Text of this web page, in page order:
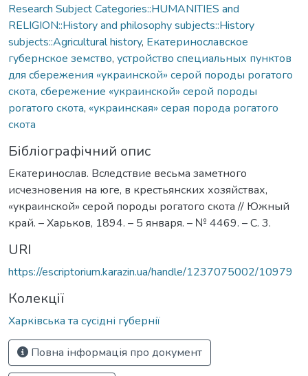
Research Subject Categories::HUMANITIES and
RELIGION::History and philosophy subjects::History
subjects::Agricultural history, Екатеринославское
губернское земство, устройство специальных пунктов
для сбережения «украинской» серой породы рогатого
скота, сбережение «украинской» серой породы
рогатого скота, «украинская» серая порода рогатого
скота
Бібліографічний опис
Екатеринослав. Вследствие весьма заметного
исчезновения на юге, в крестьянских хозяйствах,
«украинской» серой породы рогатого скота // Южный
край. – Харьков, 1894. – 5 января. – № 4469. – С. 3.
URI
https://escriptorium.karazin.ua/handle/1237075002/10979
Колекції
Харківська та сусідні губернії
Повна інформація про документ